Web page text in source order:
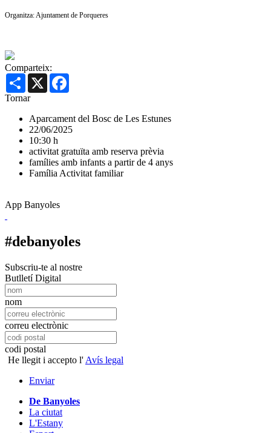
Organitza: Ajuntament de Porqueres
Comparteix:
Share X
Tornar
Aparcament del Bosc de Les Estunes
22/06/2025
10:30 h
activitat gratuïta amb reserva prèvia
famílies amb infants a partir de 4 anys
FamíliaActivitat familiar
App Banyoles
#debanyoles
Subscriu-te al nostre
Butlletí Digital
nom
correu electrònic
codi postal
He llegit i accepto l' Avís legal
Enviar
De Banyoles
La ciutat
L'Estany